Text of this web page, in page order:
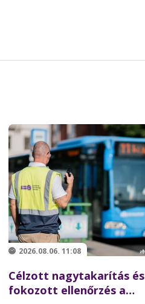
2026.08.06. 11:08
Célzott nagytakarítás és
fokozott ellenőrzés a